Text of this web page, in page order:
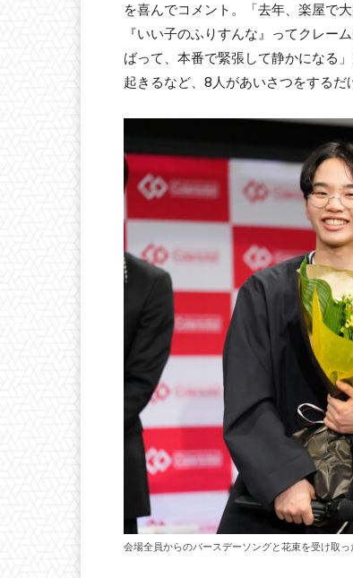
を喜んでコメント。「去年、楽屋で
『いい子のふりすんな』ってクレー
ばって、本番で緊張して静かになる
起きるなど、8人があいさつをするだ
会場全員からのバースデーソングと花束を受け